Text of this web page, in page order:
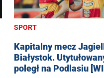
SPORT
Kapitalny mecz
Białystok.
poległ na Podlasiu